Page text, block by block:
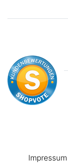
Impressum